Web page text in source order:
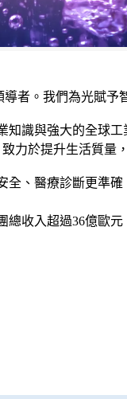
者。我們為光賦予
識與強大的全球
力於提升生活質量
、醫療診斷更準
收入超過36億歐